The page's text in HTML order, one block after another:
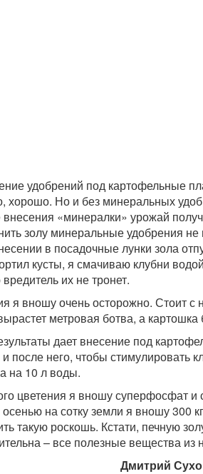
удобрений под картофельные
хорошо. Но и без минеральных
внесения «минералки» урожай
золу минеральные удобрения не
в посадочные лунки зола
кусты, я смачиваю клубни
вредитель их не тронет.
я вношу очень осторожно. Стоит с
метровая ботва, а картошка
дает внесение под
после него, чтобы стимулировать
на 10 л воды.
цветения я вношу суперфосфат и
осенью на сотку земли я вношу 300
такую роскошь. Кстати, печную
– все полезные вещества
Дмитрий